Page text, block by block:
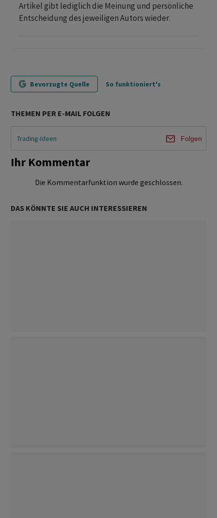
Artikel gibt lediglich die Meinung und persönliche
Entscheidung des jeweiligen Autors wieder.
Bevorzugte Quelle So funktioniert's
THEMEN PER E-MAIL FOLGEN
Trading-Ideen Folgen
Ihr Kommentar
Die Kommentarfunktion wurde geschlossen.
DAS KÖNNTE SIE AUCH INTERESSIEREN